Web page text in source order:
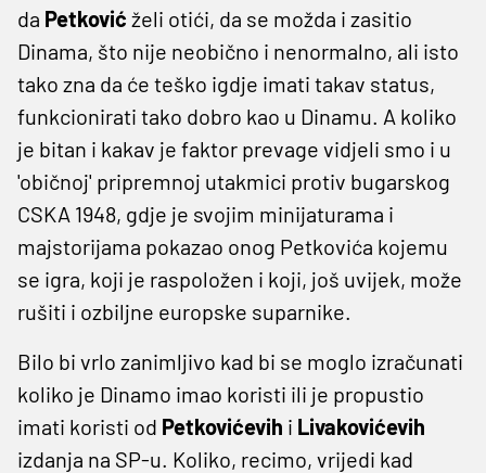
da Petković želi otići, da se možda i zasitio
Dinama, što nije neobično i nenormalno, ali isto
tako zna da će teško igdje imati takav status,
funkcionirati tako dobro kao u Dinamu. A koliko
je bitan i kakav je faktor prevage vidjeli smo i u
'običnoj' pripremnoj utakmici protiv bugarskog
CSKA 1948, gdje je svojim minijaturama i
majstorijama pokazao onog Petkovića kojemu
se igra, koji je raspoložen i koji, još uvijek, može
rušiti i ozbiljne europske suparnike.
Bilo bi vrlo zanimljivo kad bi se moglo izračunati
koliko je Dinamo imao koristi ili je propustio
imati koristi od Petkovićevih i Livakovićevih
izdanja na SP-u. Koliko, recimo, vrijedi kad